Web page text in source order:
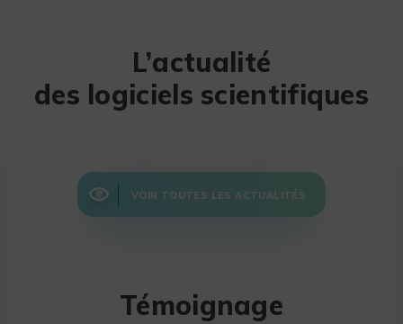
L’actualité
des logiciels scientifiques
VOIR TOUTES LES ACTUALITÉS
Témoignage